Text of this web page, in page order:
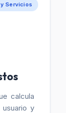
Servicios
calcula
usuario y